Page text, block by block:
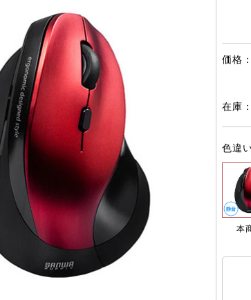
価格
在庫
色違
本